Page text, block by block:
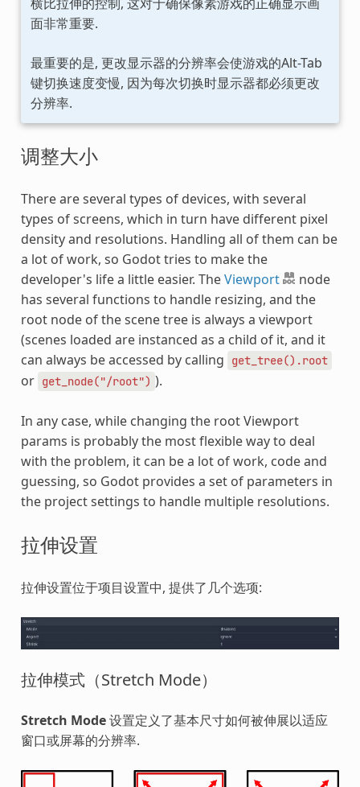
横比拉伸的控制, 这对于确保像素游戏的正确显示画
面非常重要.
最重要的是, 更改显示器的分辨率会使游戏的Alt-Tab
键切换速度变慢, 因为每次切换时显示器都必须更改
分辨率.
调整大小
There are several types of devices, with several
types of screens, which in turn have different pixel
density and resolutions. Handling all of them can be
a lot of work, so Godot tries to make the
developer's life a little easier. TheViewport
node
has several functions to handle resizing, and the
root node of the scene tree is always a viewport
(scenes loaded are instanced as a child of it, and it
can always be accessed by calling
get_tree().root
or get_node("/root") ).
In any case, while changing the root Viewport
params is probably the most flexible way to deal
with the problem, it can be a lot of work, code and
guessing, so Godot provides a set of parameters in
the project settings to handle multiple resolutions.
拉伸设置
拉伸设置位于项目设置中, 提供了几个选项:
拉伸模式（Stretch Mode）
Stretch Mode设置定义了基本尺寸如何被伸展以适应
窗口或屏幕的分辨率.